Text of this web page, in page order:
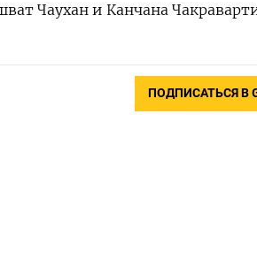
Чаухан и Канчана
ПОДПИСАТЬСЯ В